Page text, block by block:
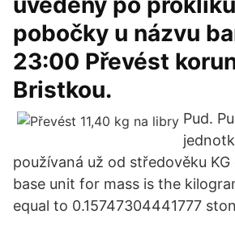
pobočky u názvu
23:00 Převést
Bristkou.
Pud.
používaná už od středověku
base unit for mass is the
equal to 0.15747304441777